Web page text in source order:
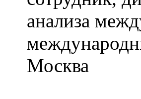
анализа
Москва